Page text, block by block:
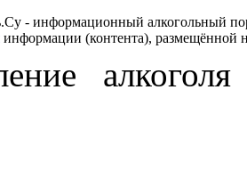
- информационный алкогольный
информации (контента), размещённой